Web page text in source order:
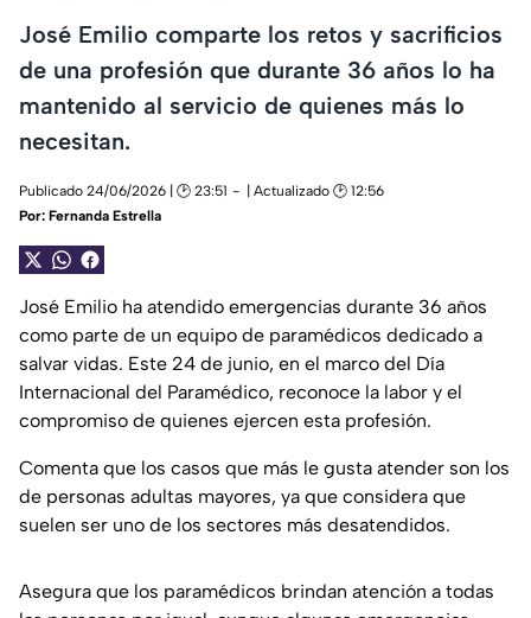
José Emilio comparte los retos y sacrificios
de una profesión que durante 36 años lo ha
mantenido al servicio de quienes más lo
necesitan.
Publicado 24/06/2026 | 🕑 23:51
| Actualizado 🕑 12:56
Por: Fernanda Estrella
José Emilio ha atendido emergencias durante 36 años
como parte de un equipo de paramédicos dedicado a
salvar vidas. Este 24 de junio, en el marco del Día
Internacional del Paramédico, reconoce la labor y el
compromiso de quienes ejercen esta profesión.
Comenta que los casos que más le gusta atender son los
de personas adultas mayores, ya que considera que
suelen ser uno de los sectores más desatendidos.
Asegura que los paramédicos brindan atención a todas